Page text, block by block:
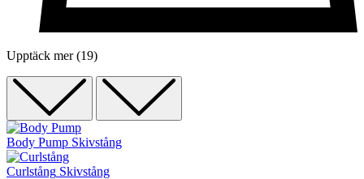
Upptäck mer (19)
Body Pump Skivstång
Curlstång Skivstång